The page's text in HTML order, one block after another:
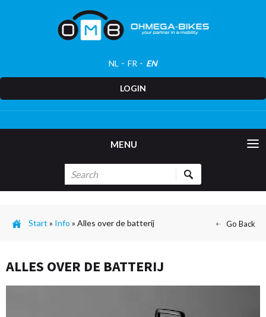
NL FR EN
LOGIN
MENU
Start » Info » Alles over de batterij
ALLES OVER DE BATTERIJ